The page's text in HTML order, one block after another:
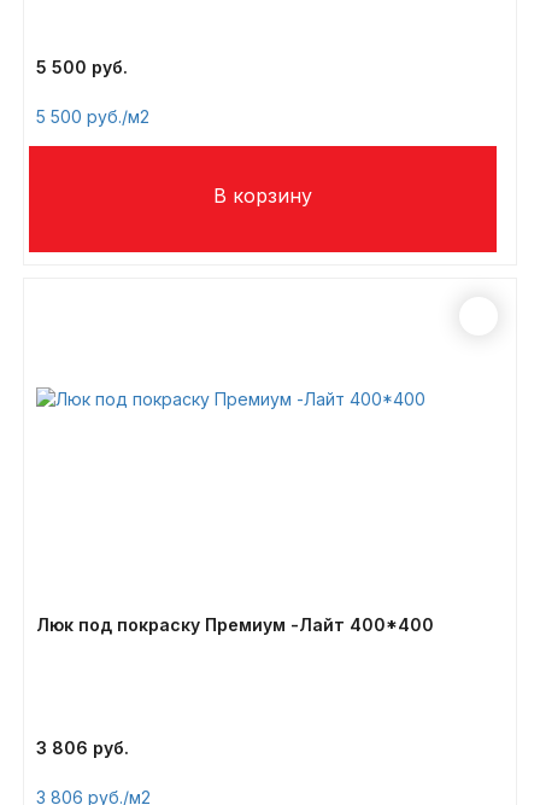
5 500
5 500 /м2
Люк под покраску Премиум -Лайт 400*400
3 806
3 806 /м2